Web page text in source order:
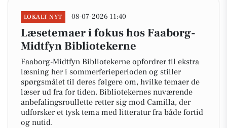
LOKALT NYT 08-07-2026 11:40
Læsetemaer i fokus hos Faaborg-
Midtfyn Bibliotekerne
Faaborg-Midtfyn Bibliotekerne opfordrer til ekstra
læsning her i sommerferieperioden og stiller
spørgsmålet til deres følgere om, hvilke temaer de
læser ud fra for tiden. Bibliotekernes nuværende
anbefalingsroullette retter sig mod Camilla, der
udforsker et tysk tema med litteratur fra både fortid
og nutid.